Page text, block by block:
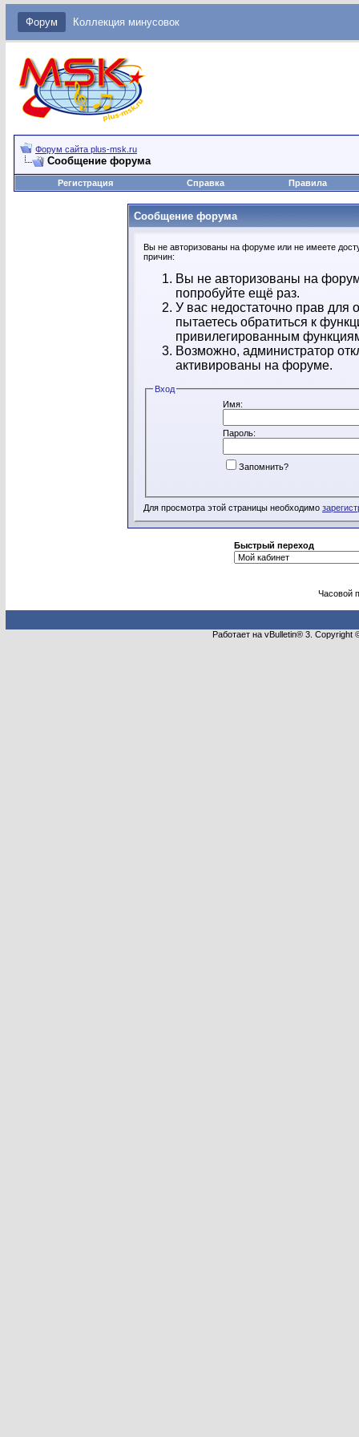
Форум Коллекция минусовок
Форум сайта plus-msk.ru
Сообщение форума
Регистрация Справка Правила
Сообщение форума
Вы не авторизованы на форуме или не имеете
причин:
Вы не авторизованы на
попробуйте ещё раз.
У вас недостаточно прав
пытаетесь обратиться к
привилегированным
Возможно, администратор
активированы на форуме.
Вход
Имя:
Пароль:
Запомнить?
Для просмотра этой страницы необходимо
Быстрый переход
Часовой
Работает на vBulletin® 3.